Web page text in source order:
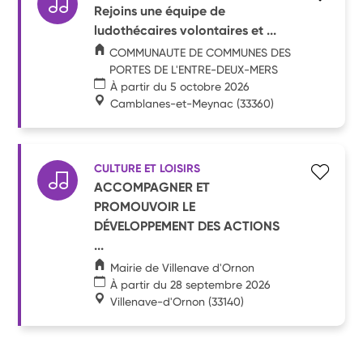
Rejoins une équipe de
ludothécaires volontaires et ...
COMMUNAUTE DE COMMUNES DES
PORTES DE L'ENTRE-DEUX-MERS
À partir du 5 octobre 2026
Camblanes-et-Meynac (33360)
CULTURE ET LOISIRS
ACCOMPAGNER ET
PROMOUVOIR LE
DÉVELOPPEMENT DES ACTIONS
...
Mairie de Villenave d'Ornon
À partir du 28 septembre 2026
Villenave-d'Ornon (33140)